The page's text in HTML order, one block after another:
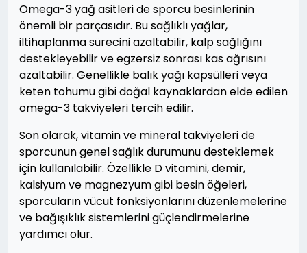
Omega-3 yağ asitleri de sporcu besinlerinin
önemli bir parçasıdır. Bu sağlıklı yağlar,
iltihaplanma sürecini azaltabilir, kalp sağlığını
destekleyebilir ve egzersiz sonrası kas ağrısını
azaltabilir. Genellikle balık yağı kapsülleri veya
keten tohumu gibi doğal kaynaklardan elde edilen
omega-3 takviyeleri tercih edilir.
Son olarak, vitamin ve mineral takviyeleri de
sporcunun genel sağlık durumunu desteklemek
için kullanılabilir. Özellikle D vitamini, demir,
kalsiyum ve magnezyum gibi besin öğeleri,
sporcuların vücut fonksiyonlarını düzenlemelerine
ve bağışıklık sistemlerini güçlendirmelerine
yardımcı olur.